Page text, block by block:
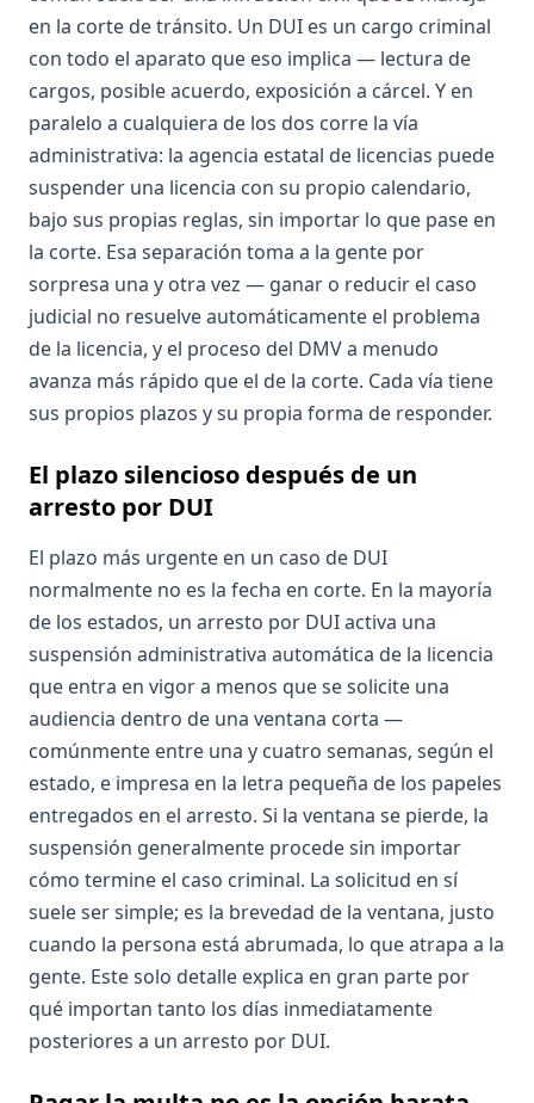
en la corte de tránsito. Un DUI es un cargo criminal
con todo el aparato que eso implica — lectura de
cargos, posible acuerdo, exposición a cárcel. Y en
paralelo a cualquiera de los dos corre la vía
administrativa: la agencia estatal de licencias puede
suspender una licencia con su propio calendario,
bajo sus propias reglas, sin importar lo que pase en
la corte. Esa separación toma a la gente por
sorpresa una y otra vez — ganar o reducir el caso
judicial no resuelve automáticamente el problema
de la licencia, y el proceso del DMV a menudo
avanza más rápido que el de la corte. Cada vía tiene
sus propios plazos y su propia forma de responder.
El plazo silencioso después de un
arresto por DUI
El plazo más urgente en un caso de DUI
normalmente no es la fecha en corte. En la mayoría
de los estados, un arresto por DUI activa una
suspensión administrativa automática de la licencia
que entra en vigor a menos que se solicite una
audiencia dentro de una ventana corta —
comúnmente entre una y cuatro semanas, según el
estado, e impresa en la letra pequeña de los papeles
entregados en el arresto. Si la ventana se pierde, la
suspensión generalmente procede sin importar
cómo termine el caso criminal. La solicitud en sí
suele ser simple; es la brevedad de la ventana, justo
cuando la persona está abrumada, lo que atrapa a la
gente. Este solo detalle explica en gran parte por
qué importan tanto los días inmediatamente
posteriores a un arresto por DUI.